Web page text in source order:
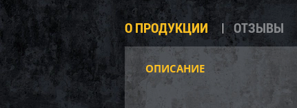
О ПРОДУКЦИИ ОТЗЫВЫ
ОПИСАНИЕ